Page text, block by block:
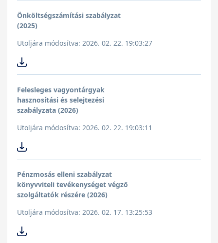
Önköltségszámítási szabályzat
(2025)
Utoljára módosítva: 2026. 02. 22. 19:03:27
Felesleges vagyontárgyak
hasznosítási és selejtezési
szabályzata (2026)
Utoljára módosítva: 2026. 02. 22. 19:03:11
Pénzmosás elleni szabályzat
könyvviteli tevékenységet végző
szolgáltatók részére (2026)
Utoljára módosítva: 2026. 02. 17. 13:25:53